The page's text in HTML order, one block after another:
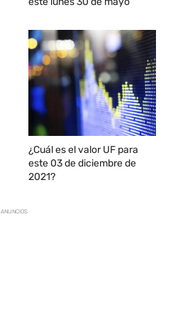
¿Cuál es el valor UF para
este 03 de diciembre de
2021?
ANUNCIOS